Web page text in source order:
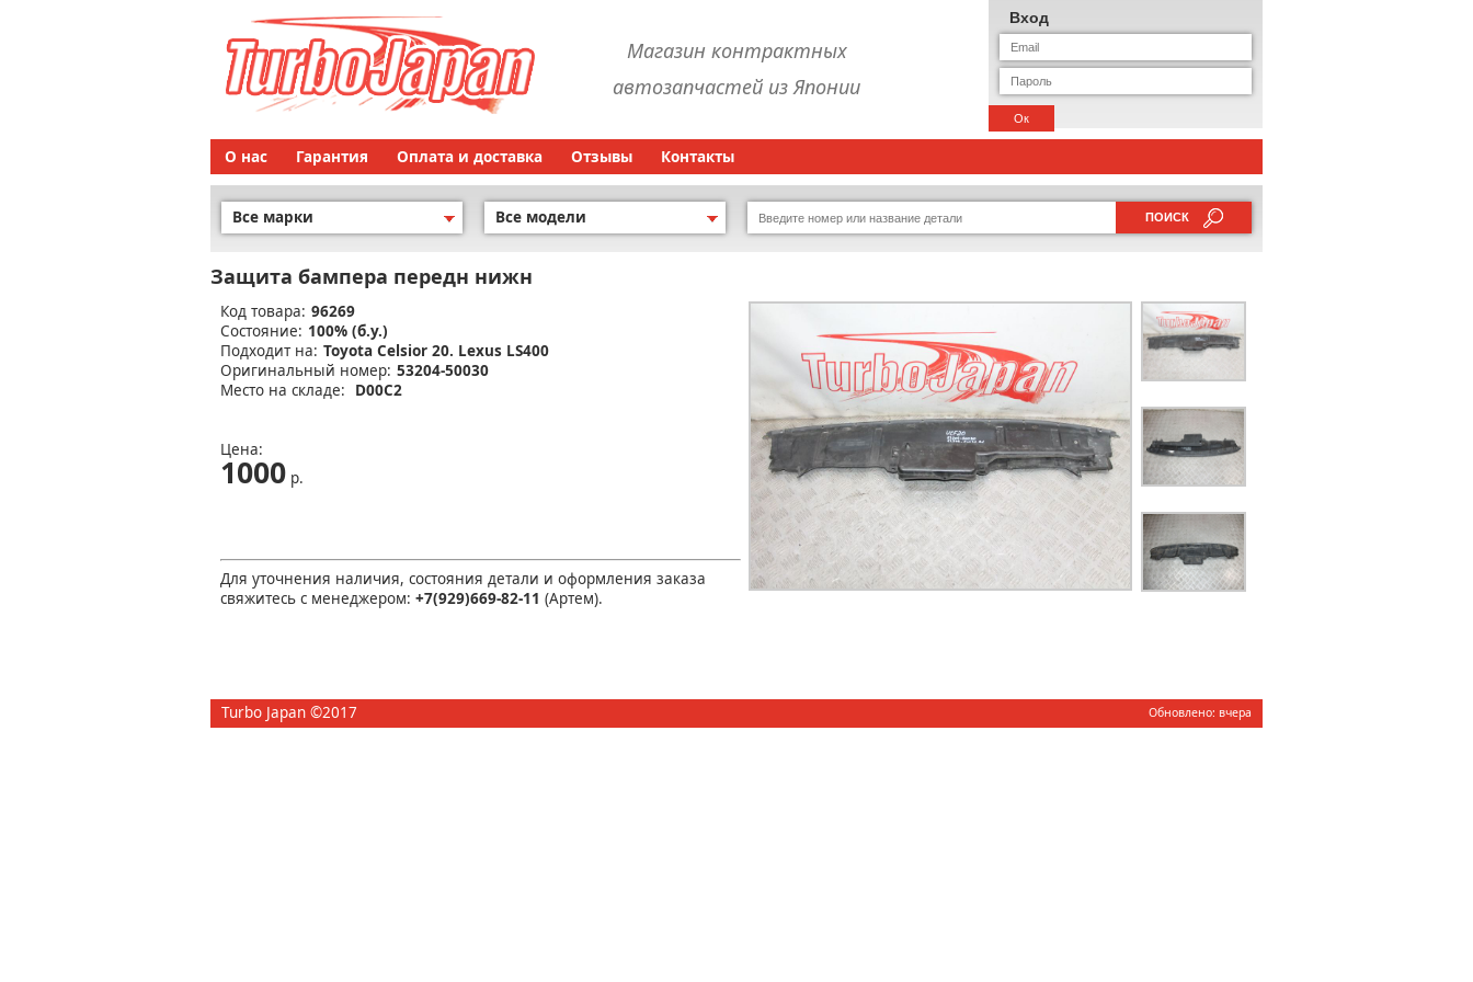
Магазин контрактных
автозапчастей из Японии
Вход
Ок
О нас Гарантия Оплата и доставка Отзывы Контакты
Все марки Все модели ПОИСК
Защита бампера передн нижн
Код товара: 96269
Состояние: 100% (б.у.)
Подходит на: Toyota Celsior 20. Lexus LS400
Оригинальный номер: 53204-50030
Место на складе:
D00C2
Цена:
1000 р.
Для уточнения наличия, состояния детали и оформления заказа
свяжитесь с менеджером: +7(929)669-82-11 (Артем).
Turbo Japan ©2017 Обновлено: вчера